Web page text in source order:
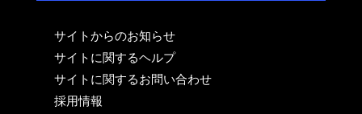
サイトからのお知らせ
サイトに関するヘルプ
サイトに関するお問い合わせ
採用情報